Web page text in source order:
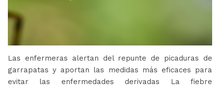
Las enfermeras alertan del repunte de picaduras de
garrapatas y aportan las medidas más eficaces para
evitar las enfermedades derivadas La fiebre